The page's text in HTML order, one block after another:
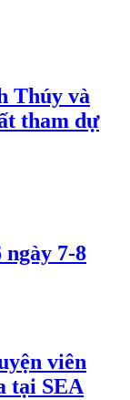
Thúy và
tham dự
7-8
viên
tại SEA